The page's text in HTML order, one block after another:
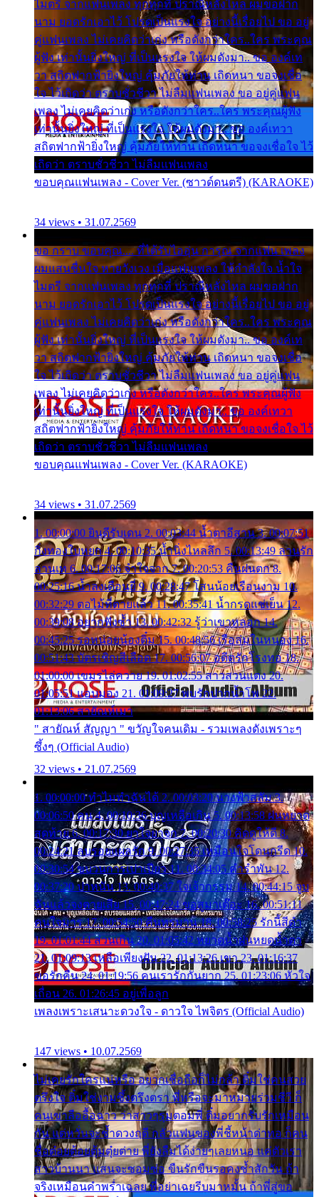
ไมตรี จากแฟนเพลง ทุกทุกที่ ปราณีหลั่งไหล ผมขอฝาก
นาม ยอดรักเอาไว้ โปรดเป็นแรงใจ อย่างนี้เรื่อยไป ขอ อยู่
คู่แฟนเพลง ไม่เคยคิดว่าเก่ง หรือดังกว่าใคร..ใคร พระคุณ
ผู้ฟัง เท่านั้นยิ่งใหญ่ ที่เป็นแรงใจ ให้ผมดังมา.. ขอ องค์เท
วา สถิตฟากฟ้ายิ่งใหญ่ คุ้มภัยให้ท่าน เถิดหนา ขอจงเชื่อ
ใจ ไว้เถิดว่า ตราบชั่วชีวา ไม่ลืมแฟนเพลง ขอ อยู่คู่แฟน
เพลง ไม่เคยคิดว่าเก่ง หรือดังกว่าใคร..ใคร พระคุณผู้ฟัง
เท่านั้นยิ่งใหญ่ ที่เป็นแรงใจ ให้ผมดังมา.. ขอ องค์เทวา
สถิตฟากฟ้ายิ่งใหญ่ คุ้มภัยให้ท่าน เถิดหนา ขอจงเชื่อใจ ไว้
เถิดว่า ตราบชั่วชีวา ไม่ลืมแฟนเพลง
ขอบคุณแฟนเพลง - Cover Ver. (ซาวด์ดนตรี) (KARAOKE)
34 views • 31.07.2569
ขอ กราบ ขอบคุณ.... ที่ได้รับไออุ่น การุณ จากแฟน เพลง
ผมแสนชื่นใจ หายวังเวง เมื่อแฟนเพลง ให้กำลังใจ น้ำใจ
ไมตรี จากแฟนเพลง ทุกทุกที่ ปราณีหลั่งไหล ผมขอฝาก
นาม ยอดรักเอาไว้ โปรดเป็นแรงใจ อย่างนี้เรื่อยไป ขอ อยู่
คู่แฟนเพลง ไม่เคยคิดว่าเก่ง หรือดังกว่าใคร..ใคร พระคุณ
ผู้ฟัง เท่านั้นยิ่งใหญ่ ที่เป็นแรงใจ ให้ผมดังมา.. ขอ องค์เท
วา สถิตฟากฟ้ายิ่งใหญ่ คุ้มภัยให้ท่าน เถิดหนา ขอจงเชื่อ
ใจ ไว้เถิดว่า ตราบชั่วชีวา ไม่ลืมแฟนเพลง ขอ อยู่คู่แฟน
เพลง ไม่เคยคิดว่าเก่ง หรือดังกว่าใคร..ใคร พระคุณผู้ฟัง
เท่านั้นยิ่งใหญ่ ที่เป็นแรงใจ ให้ผมดังมา.. ขอ องค์เทวา
สถิตฟากฟ้ายิ่งใหญ่ คุ้มภัยให้ท่าน เถิดหนา ขอจงเชื่อใจ ไว้
เถิดว่า ตราบชั่วชีวา ไม่ลืมแฟนเพลง
ขอบคุณแฟนเพลง - Cover Ver. (KARAOKE)
34 views • 31.07.2569
1. 00:00:00 ยินดีรับเดน 2. 00:03:44 น้ำตาอีสาน 3. 00:07:51
กิ่งทองใบหยก 4. 00:10:35 น้ำนิ่งไหลลึก 5. 00:13:49 ลานรัก
ลานเท 6. 00:17:06 จำใจจาก 7. 00:20:53 คืนฝนตก 8.
00:25:16 น้ำลงเดือนยี่ 9. 00:28:47 โสนน้อยเรือนงาม 10.
00:32:29 ตอไม้ที่ตายแล้ว 11. 00:35:41 น้ำกรดแช่เย็น 12.
00:39:08 อยากฟังซ้ำ 13. 00:42:32 รู้ว่าเขาหลอก 14.
00:45:25 รอหน่อยน้องติ๋ม 15. 00:48:56 เรือล่มในหนอง 16.
00:51:43 บัตรเชิญสีเลือด 17. 00:56:07 อดีตรักโรงทอ 18.
01:00:00 เขมรไล่ควาย 19. 01:02:55 สาวสวนแตง 20.
01:05:51 แอบมอง 21. 01:09:27 พบรักปากน้ำโพ 22.
01:13:06 สายัณห์เมา
" สายัณห์ สัญญา " ขวัญใจคนเดิม - รวมเพลงดังเพราะๆ
ซึ้งๆ (Official Audio)
32 views • 21.07.2569
1. 00:00:00 ทำไมทำฉันได้ 2. 00:03:20 นางฟ้าสลัม 3.
00:06:50 คน 4. 00:10:36 บุญเหลือเกิน 5. 00:13:58 ฝนหยาด
สุดท้าย 6. 00:17:30 ยาใจยาจก 7. 00:20:30 คิดดูให้ดี 8.
00:24:21 ลบรอยแผลรัก 9. 00:27:35 เหมือนใจโดนกรีด 10.
00:30:54 ขบวนการเปาเปียว 11. 00:34:05 คำรำพัน 12.
00:37:20 ปาหนัน 13. 00:40:37 ใจเจ้ากรรม 14. 00:44:15 จูบ
ฉันแล้วจงตายเสีย 15. 00:47:24 ขอสูมาเต๊อะ 16. 00:51:11
คนใจมาร 17. 00:54:50 คืนทรมาน 18. 00:58:25 รักนี้สีดำ
19. 01:01:44 ส่วนเกิน 20. 01:05:42 หยาดน้ำฝนหยดน้ำตา
21. 01:09:13 เหลือเพียงฝัน 22. 01:13:26 เขา 23. 01:16:37
ขอรักคืน 24. 01:19:56 คนเรารักกันยาก 25. 01:23:06 หัวใจ
เถื่อน 26. 01:26:45 อยู่เพื่อลูก
เพลงเพราะเสนาะดวงใจ - ดาวใจ ไพจิตร (Official Audio)
147 views • 10.07.2569
ไม่เคยรักใครแน่หรือ อยากเชื่อถือก็ไม่กล้า ติ๋มใช่คนสวย
ตรึงใจ ติ๋มใช่งามซึ้งตรึงตรา พี่หรือจะมาหมายร่วมชีวี ก็
คนเขาลืออื้อฉาว ว่าสาวๆรุมตอมพี่ ติ๋มอยากรับรักเหมือน
กัน แต่หวั่นจะช้ำดวงฤดี กลัวแฟนของพี่ชี้หน้าด่าทอ ก็คน
ชื่อต๋อยต้อยตุ้มตุ๋ยต่าย พี่ยังลืมได้ง่ายๆเลยหนอ แค่ตัวเรา
สาวบ้านนา แสนจะซอมซ่อ ขืนรักขืนรอคงช้ำสักวัน ถ้า
จริงเหมือนคำพร่ำเฉลย พี่อย่าเฉยรีบมาหมั้น ถ้าพี่สู่ขอ